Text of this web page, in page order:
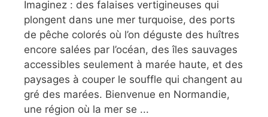
Imaginez : des falaises vertigineuses qui
plongent dans une mer turquoise, des ports
de pêche colorés où l’on déguste des huîtres
encore salées par l’océan, des îles sauvages
accessibles seulement à marée haute, et des
paysages à couper le souffle qui changent au
gré des marées. Bienvenue en Normandie,
une région où la mer se ...